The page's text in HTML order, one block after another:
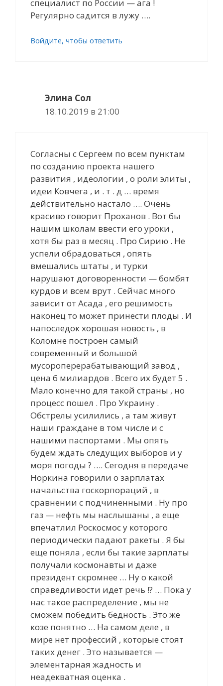
специалист по России — ага !
Регулярно садится в лужу ….
Войдите, чтобы ответить
Элина Сол
18.10.2019 в 21:00
Cогласны с Сергеем по всем пунктам
по созданию проекта нашего
развития , идеологии , о роли элиты ,
идеи Ковчега , и . т . д … время
действительно настало …. Очень
красиво говорит Проханов . Вот бы
нашим школам ввести его уроки ,
хотя бы раз в месяц . Про Сирию . Не
успели обрадоваться , опять
вмешались штаты , и турки
нарушают договоренности — бомбят
курдов и всем врут . Cейчас много
зависит от Асада , его решимость
наконец то может принести плоды . И
напоследок хорошая новость , в
Коломне построен самый
современный и большой
мусороперерабатывающий завод ,
цена 6 милиардов . Всего их будет 5 .
Мало конечно для такой страны , но
процесс пошел . Про Украину .
Обстрелы усилились , а там живут
наши граждане в том числе и с
нашими паспортами . Мы опять
будем ждать следущих выборов и у
моря погоды ? …. Сегодня в передаче
Норкина говорили о зарплатах
начальства госкорпораций , в
сравнении с подчиненными . Ну про
газ — нефть мы наслышаны , а еще
впечатлил Роскосмос у которого
периодически падают ракеты . Я бы
еще поняла , если бы такие зарплаты
получали космонавты и даже
президент скромнее … Ну о какой
справедливости идет речь !? … Пока у
нас такое распределение , мы не
сможем победить бедность . Это же
козе понятно … На самом деле , в
мире нет профессий , которые стоят
таких денег . Это называется —
элементарная жадность и
неадекватная оценка .